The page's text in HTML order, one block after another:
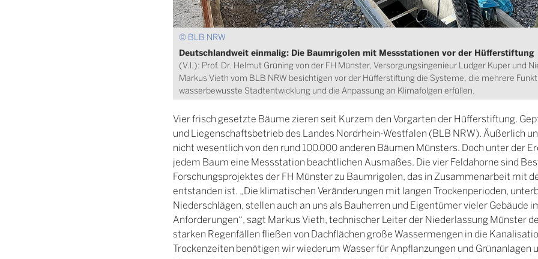
© BLB NRW
Deutschlandweit einmalig: Die Baumrigolen mit Messstationen vor der Hüfferstiftung
(V.l.): Prof. Dr. Helmut Grüning von der FH Münster, Versorgungsingenieur Ludger Kuper und
Markus Vieth vom BLB NRW besichtigen vor der Hüfferstiftung die Systeme, die mehrere
wasserbewusste Stadtentwicklung und die Anpassung an Klimafolgen erfüllen.
Vier frisch gesetzte Bäume zieren seit Kurzem den Vorgarten der Hüfferstiftung.
und Liegenschaftsbetrieb des Landes Nordrhein-Westfalen (BLB NRW). Äußerlich
nicht wesentlich von den rund 100.000 anderen Bäumen Münsters. Doch unter der
jedem Baum eine Messstation beachtlichen Ausmaßes. Die vier Feldahorne sind
Forschungsprojektes der FH Münster zu Baumrigolen, das in Zusammenarbeit mit
entstanden ist. „Die klimatischen Veränderungen mit langen Trockenperioden,
Niederschlägen, stellen auch an uns als Bauherren und Eigentümer vieler Gebäude
Anforderungen“, sagt Markus Vieth, technischer Leiter der Niederlassung Münster
starken Regenfällen fließen von Dachflächen große Wassermengen in die
Trockenzeiten benötigen wir wiederum Wasser für Anpflanzungen und Grünanlagen